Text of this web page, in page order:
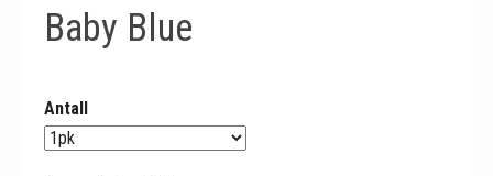
Baby Blue
Antall